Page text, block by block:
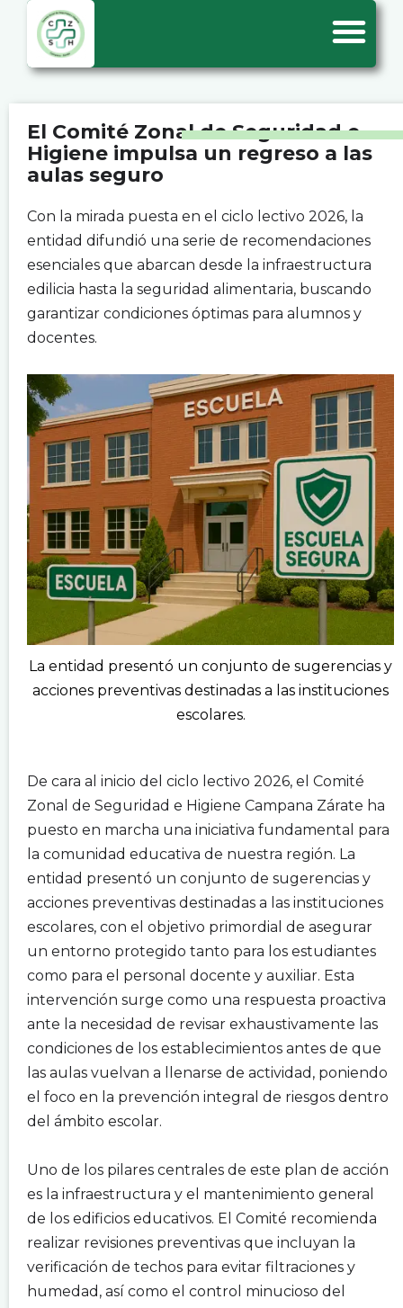
El Comité Zonal de Seguridad e
Higiene impulsa un regreso a las
aulas seguro
Con la mirada puesta en el ciclo lectivo 2026, la
entidad difundió una serie de recomendaciones
esenciales que abarcan desde la infraestructura
edilicia hasta la seguridad alimentaria, buscando
garantizar condiciones óptimas para alumnos y
docentes.
La entidad presentó un conjunto de sugerencias y
acciones preventivas destinadas a las instituciones
escolares.
De cara al inicio del ciclo lectivo 2026, el Comité
Zonal de Seguridad e Higiene Campana Zárate ha
puesto en marcha una iniciativa fundamental para
la comunidad educativa de nuestra región. La
entidad presentó un conjunto de sugerencias y
acciones preventivas destinadas a las instituciones
escolares, con el objetivo primordial de asegurar
un entorno protegido tanto para los estudiantes
como para el personal docente y auxiliar. Esta
intervención surge como una respuesta proactiva
ante la necesidad de revisar exhaustivamente las
condiciones de los establecimientos antes de que
las aulas vuelvan a llenarse de actividad, poniendo
el foco en la prevención integral de riesgos dentro
del ámbito escolar.
Uno de los pilares centrales de este plan de acción
es la infraestructura y el mantenimiento general
de los edificios educativos. El Comité recomienda
realizar revisiones preventivas que incluyan la
verificación de techos para evitar filtraciones y
humedad, así como el control minucioso del